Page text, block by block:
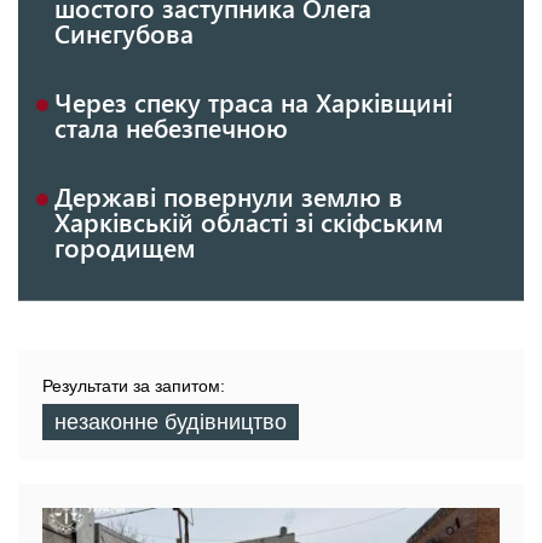
шостого заступника Олега
Синєгубова
Через спеку траса на Харківщині
стала небезпечною
Державі повернули землю в
Харківській області зі скіфським
городищем
Результати за запитом:
незаконне будівництво